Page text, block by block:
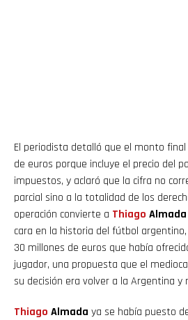
El periodista detalló que el monto
de euros porque incluye el precio del
impuestos, y aclaró que la cifra no
parcial sino a la totalidad de los
operación convierte a Thiago Almada
cara en la historia del fútbol
30 millones de euros que había
jugador, una propuesta que el
su decisión era volver a la Argentina y
Thiago Almada ya se había puesto